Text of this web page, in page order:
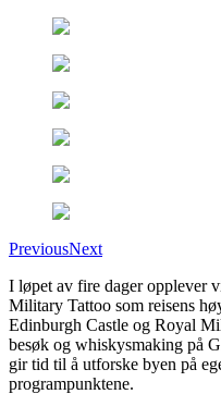
PreviousNext
I løpet av fire dager opplever
Military Tattoo som reisens
Edinburgh Castle og Royal
besøk og whiskysmaking på
gir tid til å utforske byen på
programpunktene.